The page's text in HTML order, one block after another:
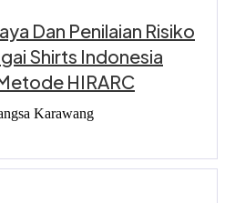
Dan Penilaian Risiko
Shirts Indonesia
HIRARC
Karawang